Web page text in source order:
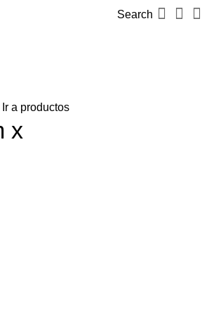
Search
Ir a productos
x